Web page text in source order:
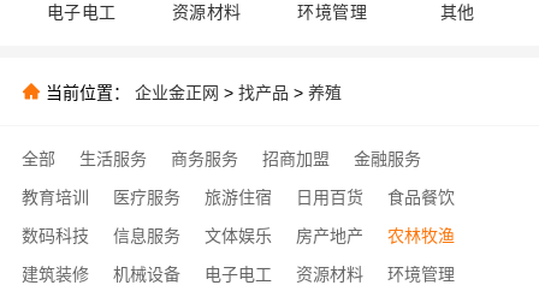
电子电工 资源材料 环境管理 其他
当前位置： 企业金正网 > 找产品 > 养殖
全部 生活服务 商务服务 招商加盟
金融服务
教育培训
医疗服务 旅游住宿 日用百货
食品餐饮
数码科技
信息服务 文体娱乐 房产地产
农林牧渔
建筑装修
机械设备 电子电工 资源材料
环境管理